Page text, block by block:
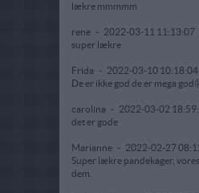
lækre mmmmm
rene - 2022-03-11 11:13:07
super lækre
Frida - 2022-03-10 10:18:04
De er ikke god de er mega
carolina - 2022-03-02
det er gode
Marianne - 2022-02-27
Super lækre pandekager,
dem.